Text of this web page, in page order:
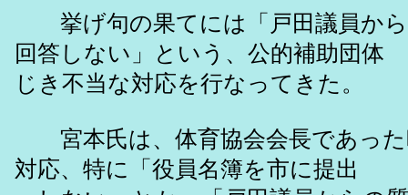
挙げ句の果てには「戸田議員から
回答しない」という、公的補助団
じき不当な対応を行なってきた。
宮本氏は、体育協会会長であった
対応、特に「役員名簿を市に提出